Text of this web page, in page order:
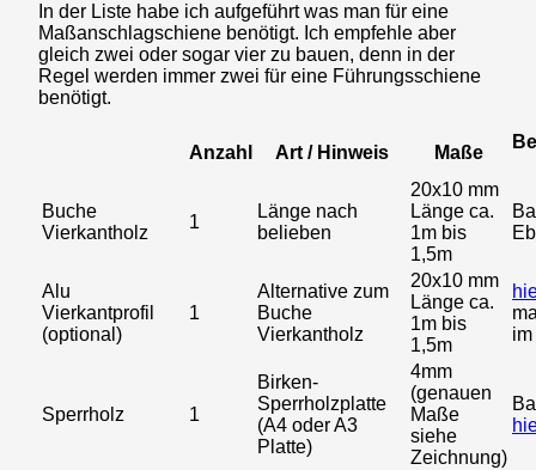
In der Liste habe ich aufgeführt was man für eine
Maßanschlagschiene benötigt. Ich empfehle aber
gleich zwei oder sogar vier zu bauen, denn in der
Regel werden immer zwei für eine Führungsschiene
benötigt.
Anzahl Art / Hinweis Maße
Buche
Vierkantholz
1
Länge nach
belieben
20x10 mm
Länge ca.
1m bis
1,5m
Alu
Vierkantprofil
(optional)
1
Alternative zum
Buche
Vierkantholz
20x10 mm
Länge ca.
1m bis
1,5m
Sperrholz 1
Birken-
Sperrholzplatte
(A4 oder A3
Platte)
4mm
(genauen
Maße
siehe
Zeichnung)